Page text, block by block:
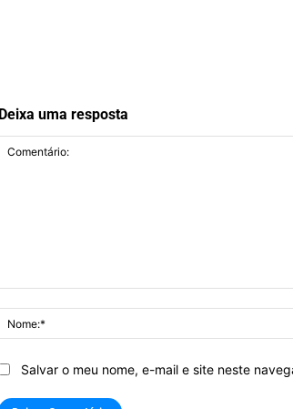
Deixa uma resposta
Salvar o meu nome, e-mail e site neste